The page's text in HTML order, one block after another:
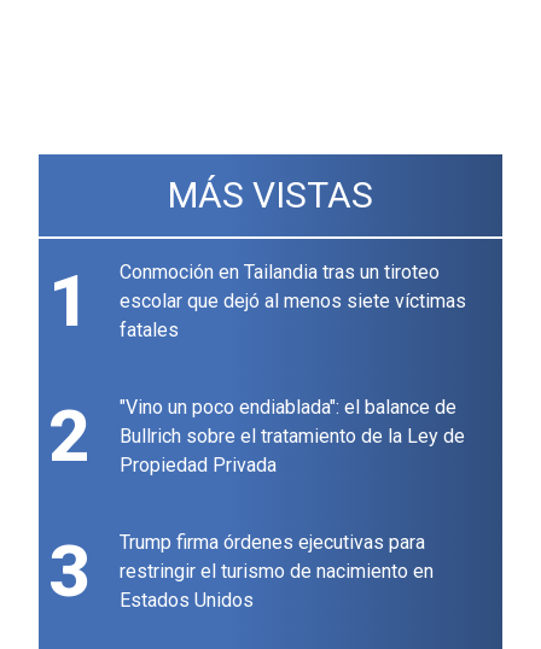
MÁS VISTAS
1
Conmoción en Tailandia tras un tiroteo
escolar que dejó al menos siete víctimas
fatales
2
"Vino un poco endiablada": el balance de
Bullrich sobre el tratamiento de la Ley de
Propiedad Privada
3
Trump firma órdenes ejecutivas para
restringir el turismo de nacimiento en
Estados Unidos